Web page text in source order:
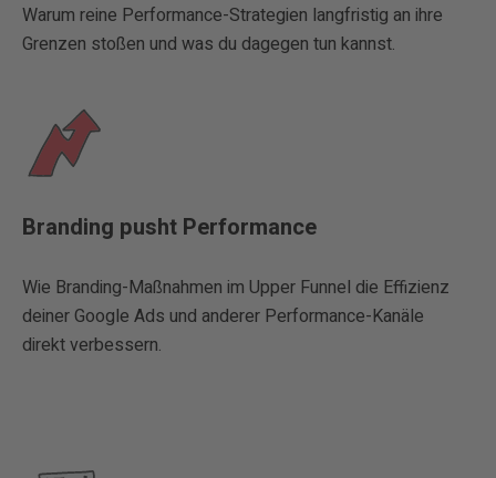
Warum reine Performance-Strategien langfristig an ihre
Grenzen stoßen und was du dagegen tun kannst.
Branding pusht Performance
Wie Branding-Maßnahmen im Upper Funnel die Effizienz
deiner Google Ads und anderer Performance-Kanäle
direkt verbessern.